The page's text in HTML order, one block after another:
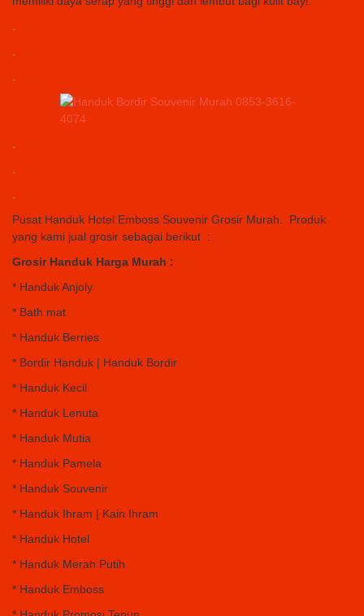
Pusat Handuk Hotel Emboss Souvenir Grosir Murah. Produk
yang kami jual grosir sebagai berikut :
Grosir Handuk Harga Murah :
* Handuk Anjoly
* Bath mat
* Handuk Berries
* Bordir Handuk | Handuk Bordir
* Handuk Kecil
* Handuk Lenuta
* Handuk Mutia
* Handuk Pamela
* Handuk Souvenir
* Handuk Ihram | Kain Ihram
* Handuk Hotel
* Handuk Merah Putih
* Handuk Emboss